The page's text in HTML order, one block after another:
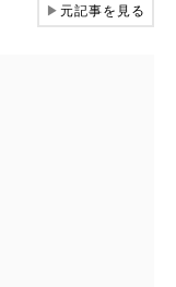
▶元記事を見る